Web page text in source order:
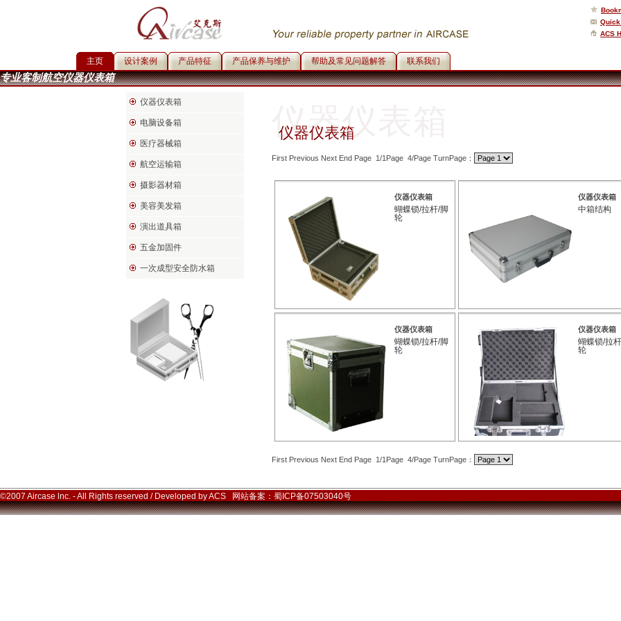
ACS
主页 设计案例 产品特征 产品保养与维护 帮助及常见问题解答 联系我们
专业客制航空仪器仪表箱
仪器仪表箱
电脑设备箱
医疗器械箱
航空运输箱
摄影器材箱
美容美发箱
演出道具箱
五金加固件
一次成型安全防水箱
仪器仪表箱
仪器仪表箱
First Previous Next End Page 1/1Page 4/Page TurnPage：
仪器仪表箱
蝴蝶锁/拉杆/脚
轮
仪器仪表箱
中箱结构
仪器仪表箱
蝴蝶锁/拉杆/脚
轮
仪器仪表箱
蝴蝶锁/拉
轮
First Previous Next End Page 1/1Page 4/Page TurnPage：
©2007 Aircase lnc. - All Rights reserved / Developed by ACS 网站备案：蜀ICP备07503040号